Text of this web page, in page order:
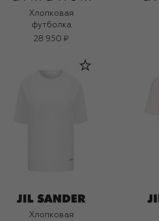
Хлопковая
футболка
28 950 ₽
Хлопковая